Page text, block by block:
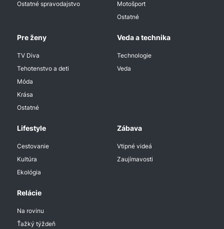
Ostatné spravodajstvo
Motošport
Ostatné
Pre ženy
TV Diva
Tehotenstvo a deti
Móda
Krása
Ostatné
Veda a technika
Technologie
Veda
Lifestyle
Cestovanie
Kultúra
Ekológia
Zábava
Vtipné videá
Zaujímavosti
Relácie
Na rovinu
Ťažký týždeň